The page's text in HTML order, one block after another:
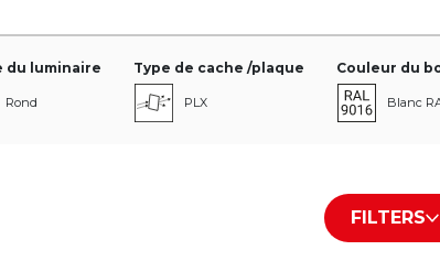
du luminaire
Rond
Type de cache /plaque
PLX
Couleur du
Blanc
Puissance du luminaire
FILTERS